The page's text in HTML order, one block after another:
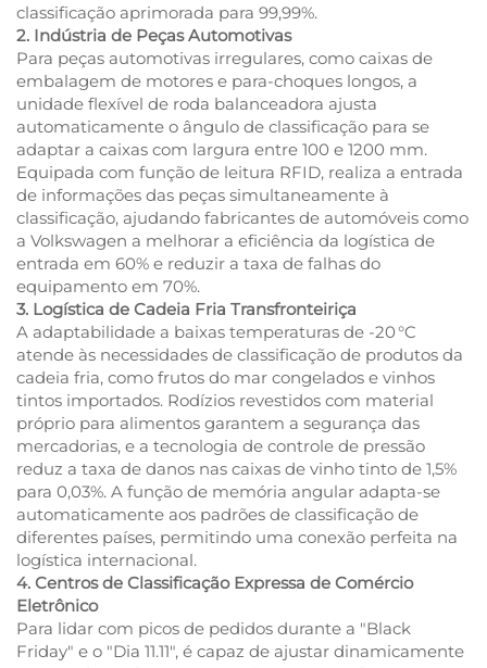
classificação aprimorada para 99,99%.
2. Indústria de Peças Automotivas
Para peças automotivas irregulares, como caixas de
embalagem de motores e para-choques longos, a
unidade flexível de roda balanceadora ajusta
automaticamente o ângulo de classificação para se
adaptar a caixas com largura entre 100 e 1200 mm.
Equipada com função de leitura RFID, realiza a entrada
de informações das peças simultaneamente à
classificação, ajudando fabricantes de automóveis como
a Volkswagen a melhorar a eficiência da logística de
entrada em 60% e reduzir a taxa de falhas do
equipamento em 70%.
3. Logística de Cadeia Fria Transfronteiriça
A adaptabilidade a baixas temperaturas de -20 °C
atende às necessidades de classificação de produtos da
cadeia fria, como frutos do mar congelados e vinhos
tintos importados. Rodízios revestidos com material
próprio para alimentos garantem a segurança das
mercadorias, e a tecnologia de controle de pressão
reduz a taxa de danos nas caixas de vinho tinto de 1,5%
para 0,03%. A função de memória angular adapta-se
automaticamente aos padrões de classificação de
diferentes países, permitindo uma conexão perfeita na
logística internacional.
4. Centros de Classificação Expressa de Comércio
Eletrônico
Para lidar com picos de pedidos durante a "Black
Friday" e o "Dia 11.11", é capaz de ajustar dinamicamente